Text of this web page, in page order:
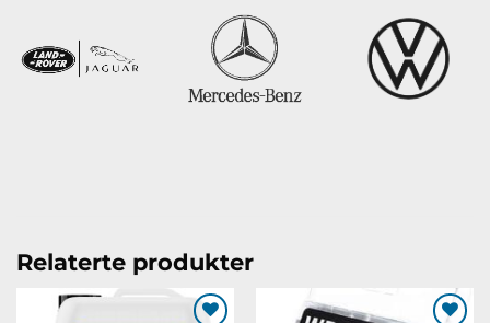
Relaterte produkter